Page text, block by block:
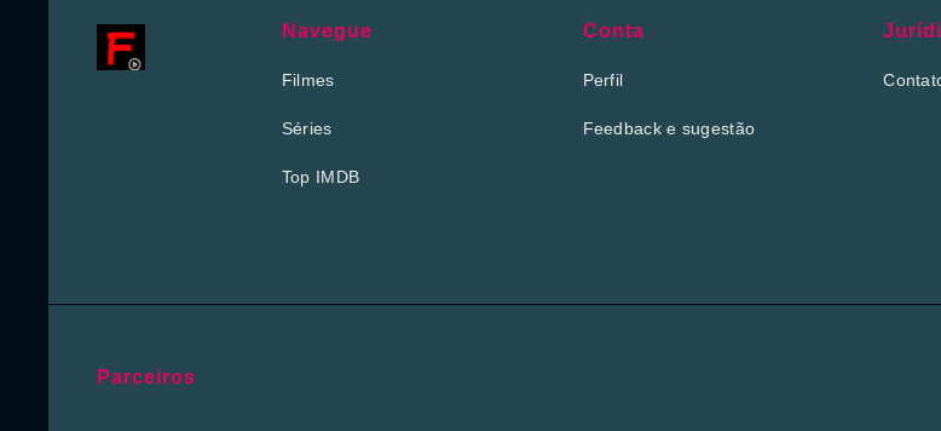
Navegue
Filmes
Séries
Top IMDB
Conta
Perfil
Feedback e sugestão
Parceiros